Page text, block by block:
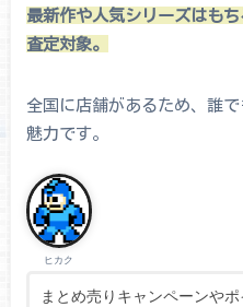
最新作や人気シリーズはも
査定対象。
全国に店舗があるため、誰
魅力です。
ヒカク
まとめ売りキャンペーンや